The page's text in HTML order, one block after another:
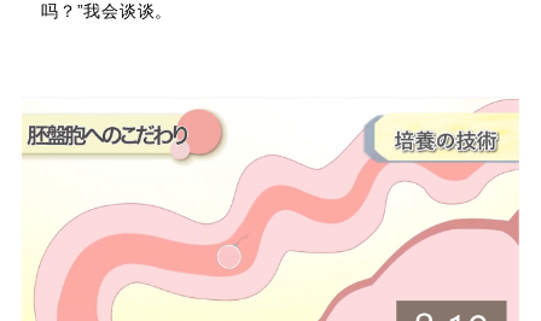
吗？”我会谈谈。